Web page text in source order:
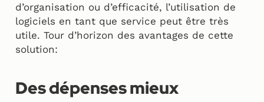
d’organisation ou d’efficacité, l’utilisation de
logiciels en tant que service peut être très
utile. Tour d’horizon des avantages de cette
solution:
Des dépenses mieux